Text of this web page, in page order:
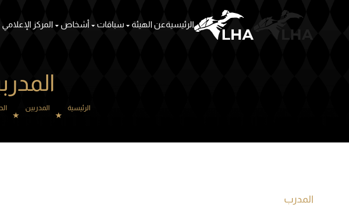
Skip to main content الرئيسيةعن الهيئة سباقات أشخاص المركز الإعلامي
الرئيسية المدربين
المدرب